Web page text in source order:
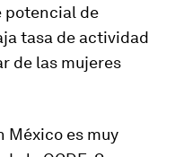
potencial de
tasa de actividad
de las mujeres
México es muy